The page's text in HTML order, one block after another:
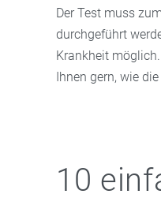
Der Test muss
durchgeführt
Krankheit
Ihnen gern, wie
10